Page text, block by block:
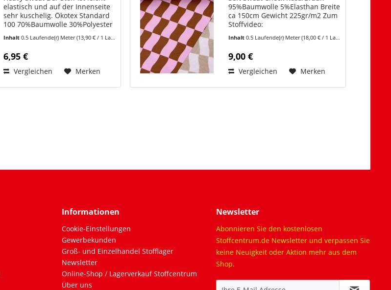
elastisch und auf der Innenseite
sehr kuschelig. Ökotex Standard
100 70%Baumwolle 30%Polyester
285gr/m2 Hergestellt in Europa
Inhalt0.5 Laufende(r) Meter(13,90 € / 1 Laufende(r) Meter)
6,95 €
Vergleichen Merken
95%Baumwolle 5%Elasthan Breite
ca 150cm Gewicht 225gr/m2 Zum
Stoffvideo:
Dieser Soft Sweat Stoff im Check-
Komfort und Style in einem. Der...
Inhalt0.5 Laufende(r) Meter(18,00 € / 1 Laufende(r) Meter)
9,00 €
Vergleichen Merken
Informationen
Cookie-Einstellungen
Gewerbekunden
Groß- und Einzelhandel Stofflager
Newsletter
Online-Shop / Lagerverkauf Stoffcentrum
Über uns
Newsletter
Abonnieren Sie den kostenlosen
Stoffcentrum.de Newsletter und verpassen Sie
keine Neuigkeit oder Aktion mehr aus dem
Shop.